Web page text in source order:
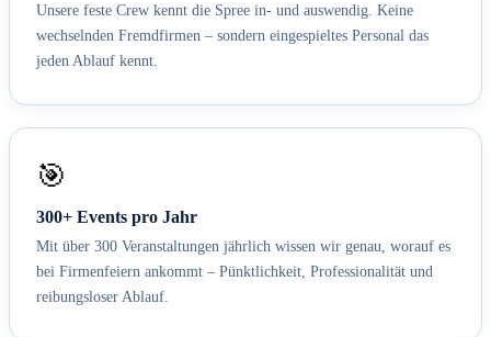
Unsere feste Crew kennt die Spree in- und auswendig. Keine
wechselnden Fremdfirmen – sondern eingespieltes Personal das
jeden Ablauf kennt.
🎯
300+ Events pro Jahr
Mit über 300 Veranstaltungen jährlich wissen wir genau, worauf es
bei Firmenfeiern ankommt – Pünktlichkeit, Professionalität und
reibungsloser Ablauf.